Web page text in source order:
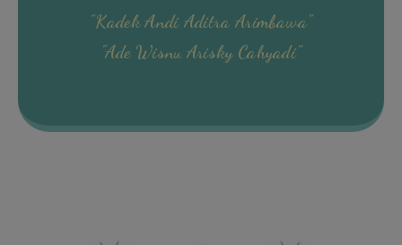
"Kadek Andi Aditra Arimbawa"
"Ade Wisnu Arisky Cahyadi”